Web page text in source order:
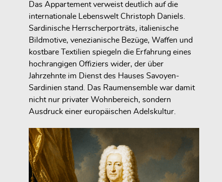
Das Appartement verweist deutlich auf die
internationale Lebenswelt Christoph Daniels.
Sardinische Herrscherporträts, italienische
Bildmotive, venezianische Bezüge, Waffen und
kostbare Textilien spiegeln die Erfahrung eines
hochrangigen Offiziers wider, der über
Jahrzehnte im Dienst des Hauses Savoyen-
Sardinien stand. Das Raumensemble war damit
nicht nur privater Wohnbereich, sondern
Ausdruck einer europäischen Adelskultur.